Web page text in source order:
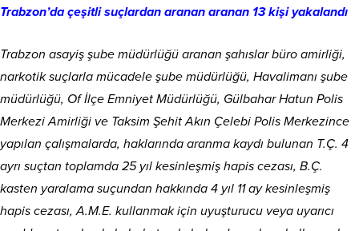
Trabzon’da çeşitli suçlardan aranan aranan 13 kişi yakalandı
Trabzon asayiş şube müdürlüğü aranan şahıslar büro amirliği,
narkotik suçlarla mücadele şube müdürlüğü, Havalimanı şube
müdürlüğü, Of İlçe Emniyet Müdürlüğü, Gülbahar Hatun Polis
Merkezi Amirliği ve Taksim Şehit Akın Çelebi Polis Merkezince
yapılan çalışmalarda, haklarında aranma kaydı bulunan T.Ç. 4
ayrı suçtan toplamda 25 yıl kesinleşmiş hapis cezası, B.Ç.
kasten yaralama suçundan hakkında 4 yıl 11 ay kesinleşmiş
hapis cezası, A.M.E. kullanmak için uyuşturucu veya uyarıcı